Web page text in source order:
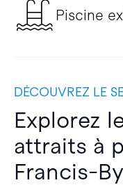
Piscine
DÉCOUVREZ LE
Explorez
attraits à
Francis-